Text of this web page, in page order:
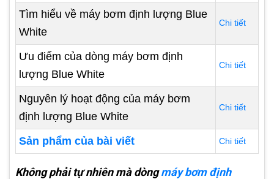
Tìm hiểu về máy bơm định lượng Blue
White
Chi tiết
Ưu điểm của dòng máy bơm định
lượng Blue White
Chi tiết
Nguyên lý hoạt động của máy bơm
định lượng Blue White
Chi tiết
Sản phẩm của bài viết Chi tiết
Không phải tự nhiên mà dòngmáy bơm định